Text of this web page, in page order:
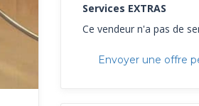
Services EXTRAS
Ce vendeur n'a pas de
Envoyer une offre